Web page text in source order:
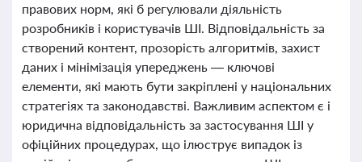
правових норм, які б регулювали діяльність
розробників і користувачів ШІ. Відповідальність за
створений контент, прозорість алгоритмів, захист
даних і мінімізація упереджень — ключові
елементи, які мають бути закріплені у національних
стратегіях та законодавстві. Важливим аспектом є і
юридична відповідальність за застосування ШІ у
офіційних процедурах, що ілюструє випадок із